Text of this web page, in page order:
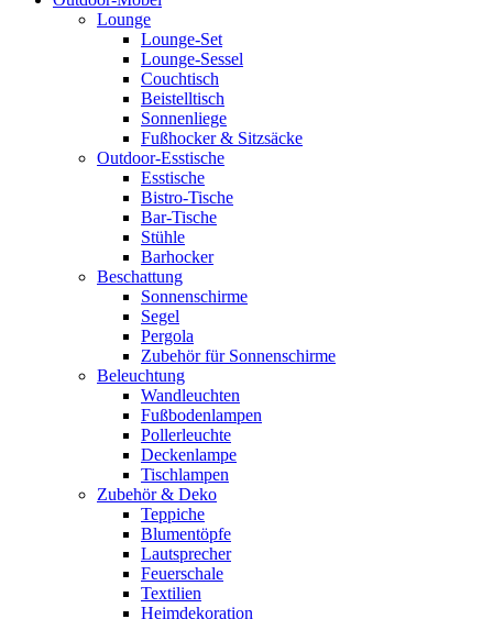
Lounge
Lounge-Set
Lounge-Sessel
Couchtisch
Beistelltisch
Sonnenliege
Fußhocker & Sitzsäcke
Outdoor-Esstische
Esstische
Bistro-Tische
Bar-Tische
Stühle
Barhocker
Beschattung
Sonnenschirme
Segel
Pergola
Zubehör für Sonnenschirme
Beleuchtung
Wandleuchten
Fußbodenlampen
Pollerleuchte
Deckenlampe
Tischlampen
Zubehör & Deko
Teppiche
Blumentöpfe
Lautsprecher
Feuerschale
Textilien
Heimdekoration